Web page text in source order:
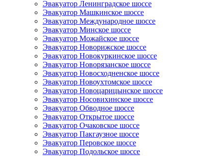
Эвакуатор Ленинградское шоссе
Эвакуатор Машкинское шоссе
Эвакуатор Международное шоссе
Эвакуатор Минское шоссе
Эвакуатор Можайское шоссе
Эвакуатор Новорижское шоссе
Эвакуатор Новокуркинское шоссе
Эвакуатор Новорязанское шоссе
Эвакуатор Новосходненское шоссе
Эвакуатор Новоухтомское шоссе
Эвакуатор Новоцарицынское шоссе
Эвакуатор Носовихинское шоссе
Эвакуатор Обводное шоссе
Эвакуатор Открытое шоссе
Эвакуатор Очаковское шоссе
Эвакуатор Пакгаузное шоссе
Эвакуатор Перовское шоссе
Эвакуатор Подольское шоссе